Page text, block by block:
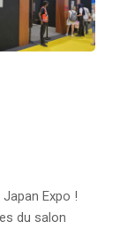
Expo !
du salon